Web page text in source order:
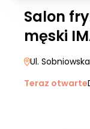
Salon
męski
Ul.
Teraz otwarte